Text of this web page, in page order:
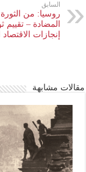
السابق
روسيا: من الثورة
المضادة – تقييم
إنجازات
مقالات مشابهة